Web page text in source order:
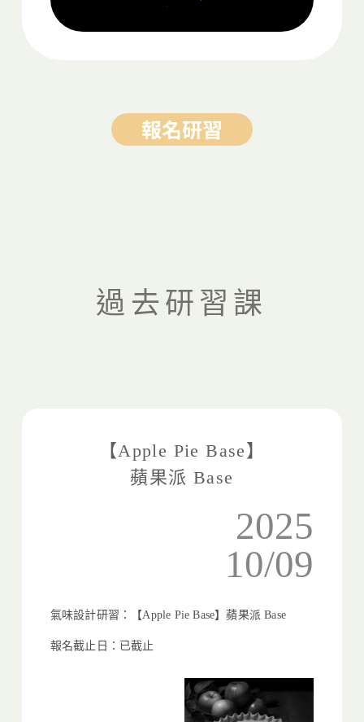
報名研習
過去研習課
【Apple Pie Base】
蘋果派 Base
2025
10/09
氣味設計研習：【Apple Pie Base】蘋果派 Base
報名截止日：已截止